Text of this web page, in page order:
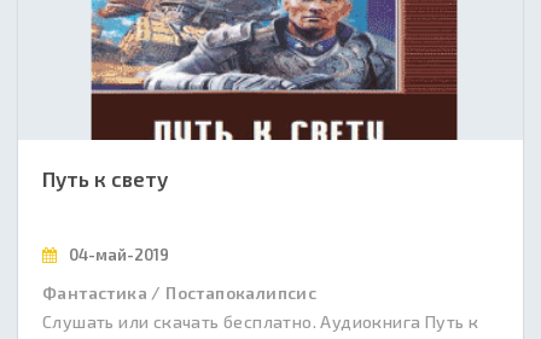
Путь к свету
04-май-2019
Фантастика / Постапокалипсис
Слушать или скачать бесплатно. Аудиокнига Путь к